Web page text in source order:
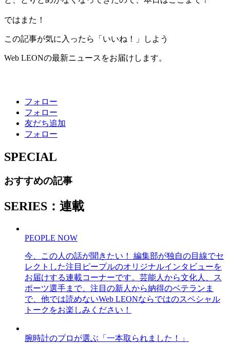
ではまた！
この記事が気に入ったら「いいね！」しよう
Web LEONの最新ニュースをお届けします。
フォロー
フォロー
友だち追加
フォロー
SPECIAL
おすすめの記事
SERIES：連載
PEOPLE NOW
今、この人の話が聞きたい！ 編集部が独自の目線でセ
レクトした注目ピープルのオリジナルインタビューを
お届けする連載コーナーです。芸能人から文化人、ス
ポーツ選手まで、注目の新人から納得のベテランま
で、他では読めないWeb LEONならではのスペシャル
トークをお楽しみください！
腕時計のプロが選ぶ「一本取られました！」